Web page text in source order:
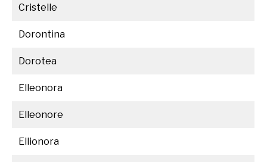
Cristelle
Dorontina
Dorotea
Elleonora
Elleonore
Ellionora